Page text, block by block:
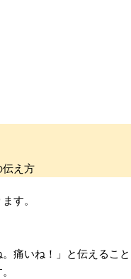
伝え方
す。
痛いね！」と伝えること